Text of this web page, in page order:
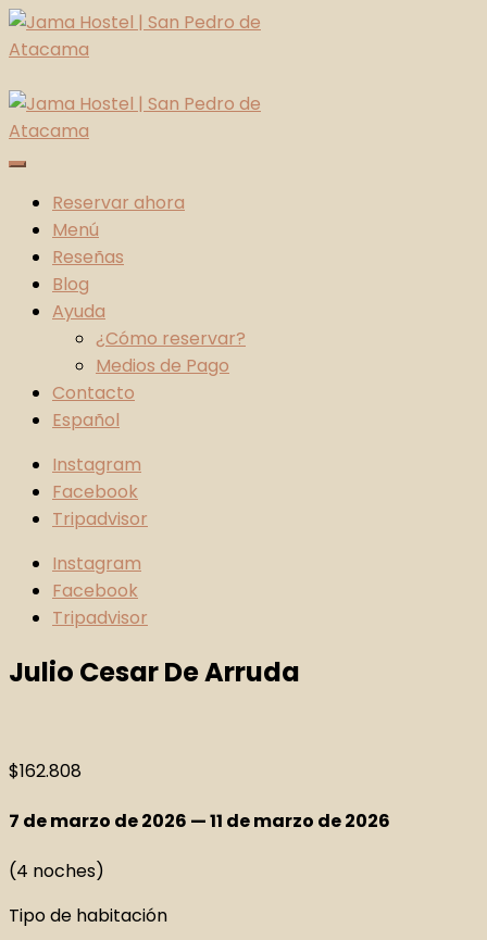
Skip
to
Jama Hostel | San Pedro de Atacama
Atacama Desert
Reservar ahora
Menú
Reseñas
Blog
Ayuda
¿Cómo reservar?
Medios de Pago
Contacto
Español
Instagram
Facebook
Tripadvisor
Instagram
Facebook
Tripadvisor
Julio Cesar De Arruda
$162.808
7 de marzo de 2026 — 11 de marzo de 2026
(4 noches)
Tipo de habitación